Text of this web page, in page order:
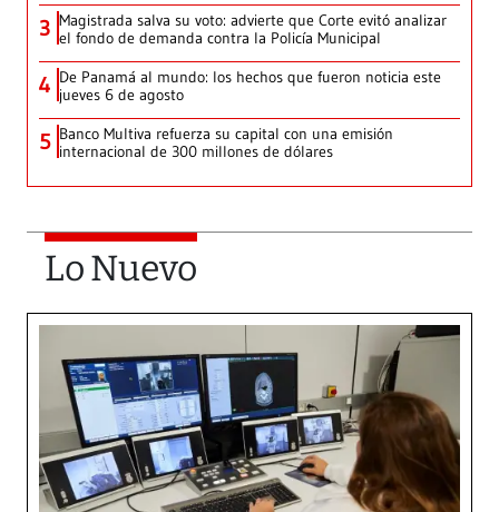
3 Magistrada salva su voto: advierte que Corte evitó analizar
el fondo de demanda contra la Policía Municipal
4 De Panamá al mundo: los hechos que fueron noticia este
jueves 6 de agosto
5 Banco Multiva refuerza su capital con una emisión
internacional de 300 millones de dólares
Lo Nuevo